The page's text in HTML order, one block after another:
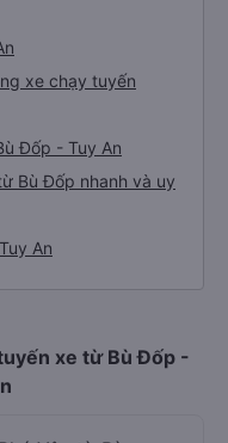
xe chạy tuyến
Đốp - Tuy An
Bù Đốp nhanh và uy
An
xe từ Bù Đốp -